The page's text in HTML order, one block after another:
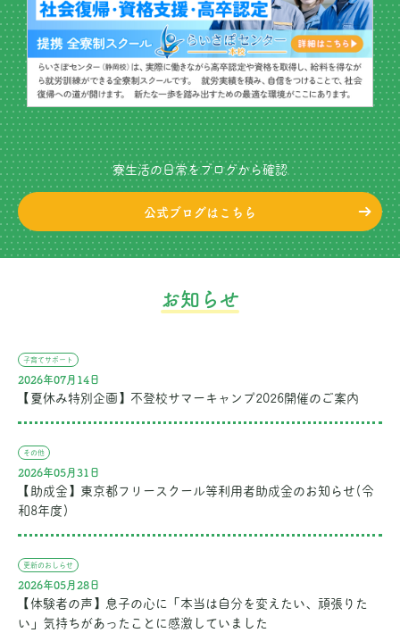
寮生活の日常をブログから確認
公式ブログはこちら
お知らせ
子育てサポート
2026年07月14日
【夏休み特別企画】不登校サマーキャンプ2026開催のご案内
その他
2026年05月31日
【助成金】東京都フリースクール等利用者助成金のお知らせ(令
和8年度)
更新のおしらせ
2026年05月28日
【体験者の声】息子の心に「本当は自分を変えたい、頑張りた
い」気持ちがあったことに感激していました